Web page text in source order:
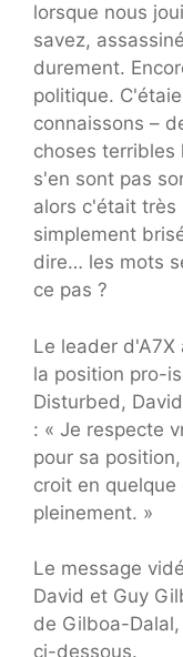
lorsque nous
savez,
durement.
politique.
connaissons –
choses terribles
s'en sont pas
alors c'était
simplement
dire… les mots
ce pas ?
Le leader
la position pro-
Disturbed,
: « Je respecte
pour sa
croit en
pleinement. »
Le message
David et Guy
de Gilboa-
ci-dessous.